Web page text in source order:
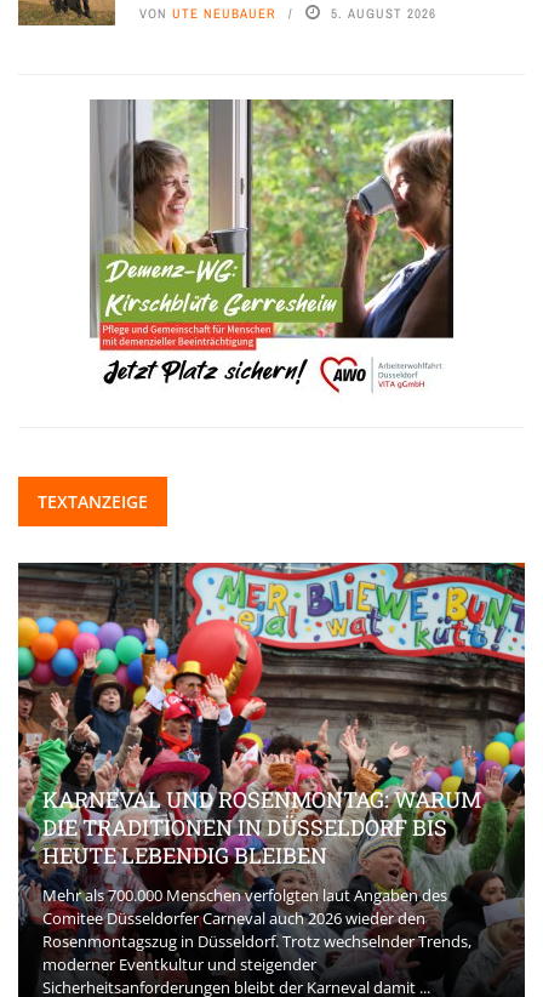
VON UTE NEUBAUER 5. AUGUST 2026
TEXTANZEIGE
KARNEVAL UND ROSENMONTAG: WARUM
DIE TRADITIONEN IN DÜSSELDORF BIS
HEUTE LEBENDIG BLEIBEN
Mehr als 700.000 Menschen verfolgten laut Angaben des
Comitee Düsseldorfer Carneval auch 2026 wieder den
Rosenmontagszug in Düsseldorf. Trotz wechselnder Trends,
moderner Eventkultur und steigender
Sicherheitsanforderungen bleibt der Karneval damit ...